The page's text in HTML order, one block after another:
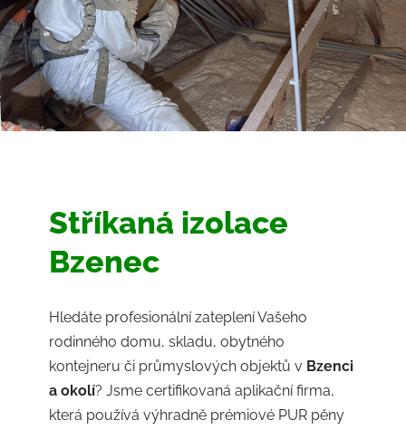
Stříkaná izolace
Bzenec
Hledáte profesionální zateplení Vašeho
rodinného domu, skladu, obytného
kontejneru či průmyslových objektů v Bzenci
a okolí? Jsme certifikovaná aplikační firma,
která používá výhradně prémiové PUR pěny